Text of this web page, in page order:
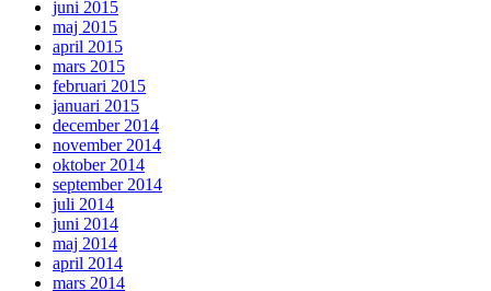
juni 2015
maj 2015
april 2015
mars 2015
februari 2015
januari 2015
december 2014
november 2014
oktober 2014
september 2014
juli 2014
juni 2014
maj 2014
april 2014
mars 2014